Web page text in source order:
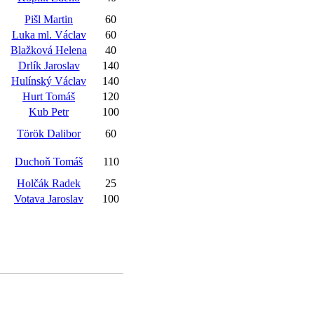
Pišl Martin
60
Luka ml. Václav
60
Blažková Helena
40
Drlík Jaroslav
140
Hulínský Václav
140
Hurt Tomáš
120
Kub Petr
100
Török Dalibor 60
Duchoň Tomáš
110
Holčák Radek
25
Votava Jaroslav
100